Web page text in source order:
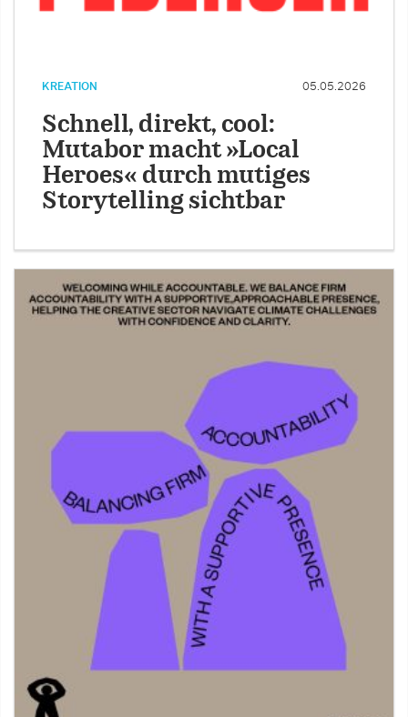
KREATION 05.05.2026
Schnell, direkt, cool:
Mutabor macht »Local
Heroes« durch mutiges
Storytelling sichtbar